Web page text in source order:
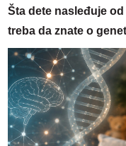
Šta dete nasleđuje
treba da znate o